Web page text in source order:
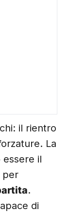
il rientro
La
essere il
per
.
di